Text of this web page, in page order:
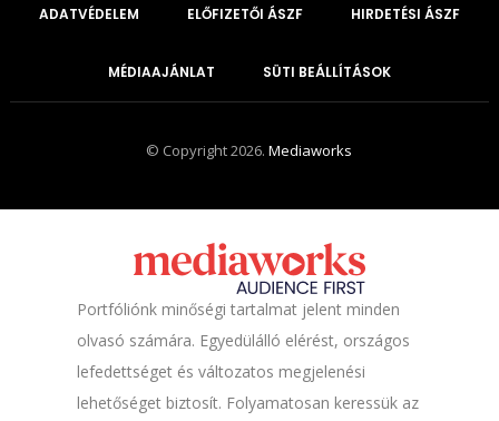
ADATVÉDELEM ELŐFIZETŐI ÁSZF HIRDETÉSI ÁSZF
MÉDIAAJÁNLAT SÜTI BEÁLLÍTÁSOK
© Copyright 2026.Mediaworks
Portfóliónk minőségi tartalmat jelent minden
olvasó számára. Egyedülálló elérést, országos
lefedettséget és változatos megjelenési
lehetőséget biztosít. Folyamatosan keressük az